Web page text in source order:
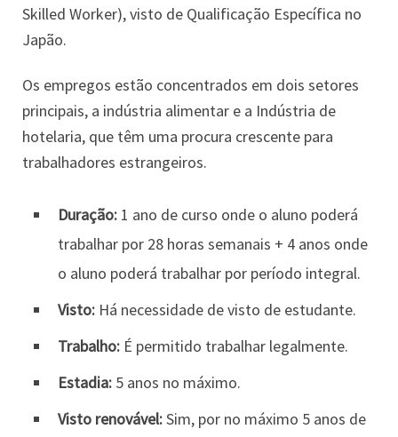
Skilled Worker), visto de Qualificação Específica no
Japão.
Os empregos estão concentrados em dois setores
principais, a indústria alimentar e a Indústria de
hotelaria, que têm uma procura crescente para
trabalhadores estrangeiros.
Duração: 1 ano de curso onde o aluno poderá
trabalhar por 28 horas semanais + 4 anos onde
o aluno poderá trabalhar por período integral.
Visto: Há necessidade de visto de estudante.
Trabalho: É permitido trabalhar legalmente.
Estadia: 5 anos no máximo.
Visto renovável:Sim, por no máximo 5 anos de